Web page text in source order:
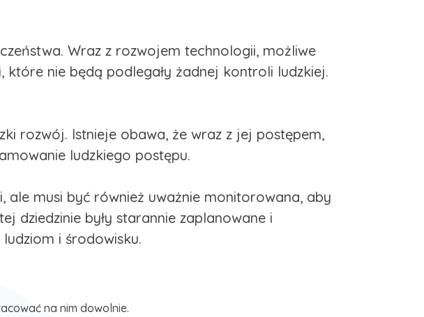
Wraz z rozwojem technologii, możliwe
nie będą podlegały żadnej kontroli ludzkiej.
rozwój. Istnieje obawa, że wraz z jej postępem,
ludzkiego postępu.
ale musi być również uważnie monitorowana, aby
dziedzinie były starannie zaplanowane i
i środowisku.
na nim dowolnie.